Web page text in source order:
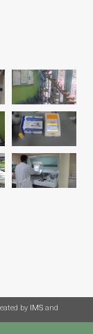
by IMS and